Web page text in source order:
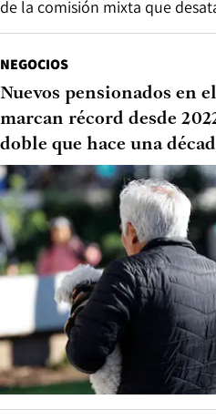
de la comisión mixta que
NEGOCIOS
Nuevos pensionados en
marcan récord desde
doble que hace una